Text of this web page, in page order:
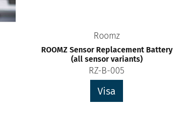
Roomz
ROOMZ Sensor Replacement Battery
(all sensor variants)
RZ-B-005
Visa